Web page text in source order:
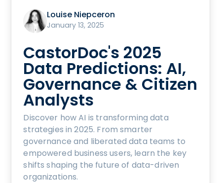
Louise Niepceron
January 13, 2025
CastorDoc's 2025
Data Predictions: AI,
Governance & Citizen
Analysts
Discover how AI is transforming data
strategies in 2025. From smarter
governance and liberated data teams to
empowered business users, learn the key
shifts shaping the future of data-driven
organizations.